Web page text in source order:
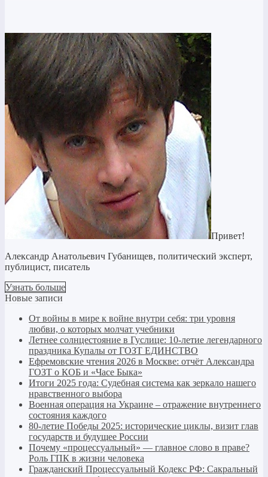
Привет!
Александр Анатольевич Губанищев, политический эксперт,
публицист, писатель
Узнать больше
Новые записи
От войны в мире к войне внутри себя: три уровня
любви, о которых молчат учебники
Летнее солнцестояние в Гуслице: 10-летие легендарного
праздника Купалы от ГОЗТ ЕДИНСТВО
Ефремовские чтения 2026 в Москве: отчёт Александра
ГОЗТ о КОБ и «Часе Быка»
Итоги 2025 года: Судебная система как зеркало нашего
нравственного выбора
Военная операция на Украине – отражение внутреннего
состояния каждого
80-летие Победы 2025: исторические циклы, визит глав
государств и будущее России
Почему «процессуальный» — главное слово в праве?
Роль ГПК в жизни человека
Гражданский Процессуальный Кодекс РФ: Сакральный